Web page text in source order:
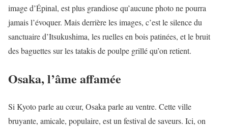
image d’Épinal, est plus grandiose qu’aucune photo ne pourra
jamais l’évoquer. Mais derrière les images, c’est le silence du
sanctuaire d’Itsukushima, les ruelles en bois patinées, et le bruit
des baguettes sur les tatakis de poulpe grillé qu’on retient.
Osaka, l’âme affamée
Si Kyoto parle au cœur, Osaka parle au ventre. Cette ville
bruyante, amicale, populaire, est un festival de saveurs. Ici, on